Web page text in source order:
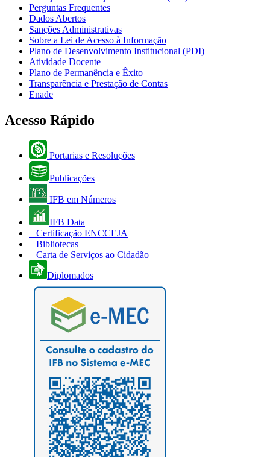
Perguntas Frequentes
Dados Abertos
Sanções Administrativas
Sobre a Lei de Acesso à Informação
Plano de Desenvolvimento Institucional (PDI)
Atividade Docente
Plano de Permanência e Êxito
Transparência e Prestação de Contas
Enade
Acesso Rápido
Portarias e Resoluções
Publicações
IFB em Números
IFB Data
Certificação ENCCEJA
Bibliotecas
Carta de Serviços ao Cidadão
Diplomados